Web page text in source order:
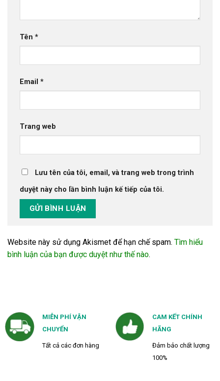
Tên *
Email *
Trang web
Lưu tên của tôi, email, và trang web trong trình
duyệt này cho lần bình luận kế tiếp của tôi.
Website này sử dụng Akismet để hạn chế spam. Tìm hiểu
bình luận của bạn được duyệt như thế nào.
MIỄN PHÍ VẬN
CHUYỂN
Tất cả các đơn hàng
CAM KẾT CHÍNH
HÃNG
Đảm bảo chất lượng
100%